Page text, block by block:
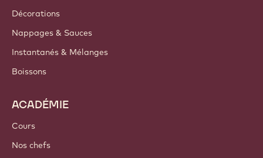
Décorations
Nappages & Sauces
Instantanés & Mélanges
Boissons
ACADÉMIE
Cours
Nos chefs